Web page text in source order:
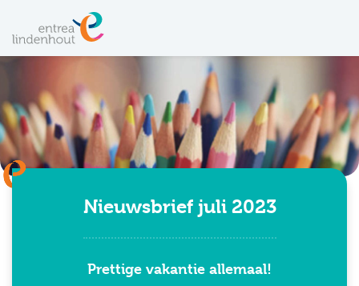
Nieuwsbrief juli 2023
Prettige vakantie allemaal!